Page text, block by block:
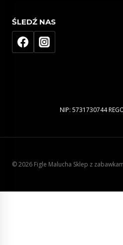
ŚLEDŹ NAS
NIP: 5731730744
© 2026 Figle Malucha Sklep z